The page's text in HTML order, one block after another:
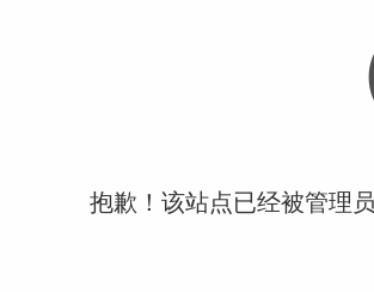
抱歉！该站点已经被管理